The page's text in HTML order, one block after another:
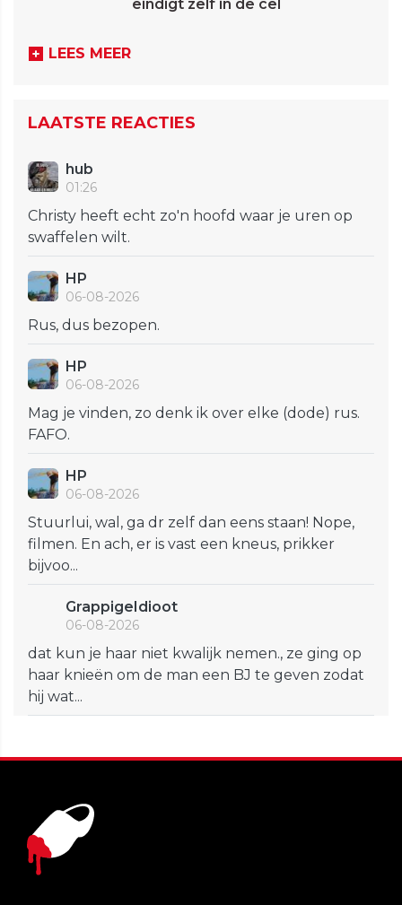
eindigt zelf in de cel
LEES MEER
LAATSTE REACTIES
hub
01:26
Christy heeft echt zo'n hoofd waar je uren op
swaffelen wilt.
HP
06-08-2026
Rus, dus bezopen.
HP
06-08-2026
Mag je vinden, zo denk ik over elke (dode) rus.
FAFO.
HP
06-08-2026
Stuurlui, wal, ga dr zelf dan eens staan! Nope,
filmen. En ach, er is vast een kneus, prikker
bijvoo...
GrappigeIdioot
06-08-2026
dat kun je haar niet kwalijk nemen., ze ging op
haar knieën om de man een BJ te geven zodat
hij wat...